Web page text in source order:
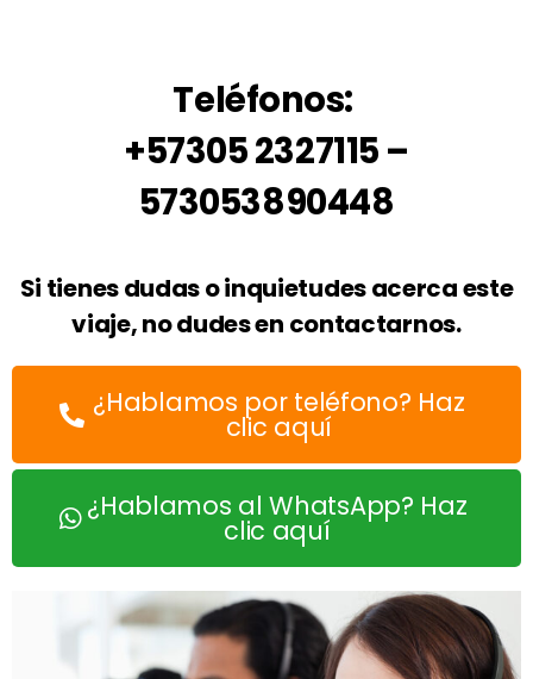
Teléfonos:
+57305 2327115 –
573053890448
Si tienes dudas o inquietudes acerca este
viaje, no dudes en contactarnos.
¿Hablamos por teléfono? Haz
clic aquí
¿Hablamos al WhatsApp? Haz
clic aquí